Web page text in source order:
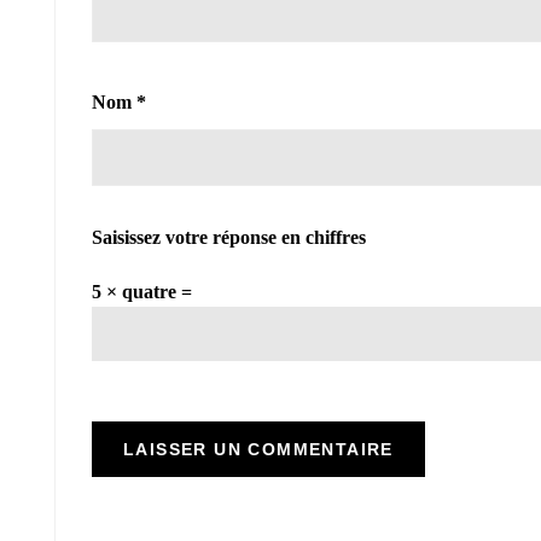
Nom *
Saisissez votre réponse en chiffres
5 × quatre =